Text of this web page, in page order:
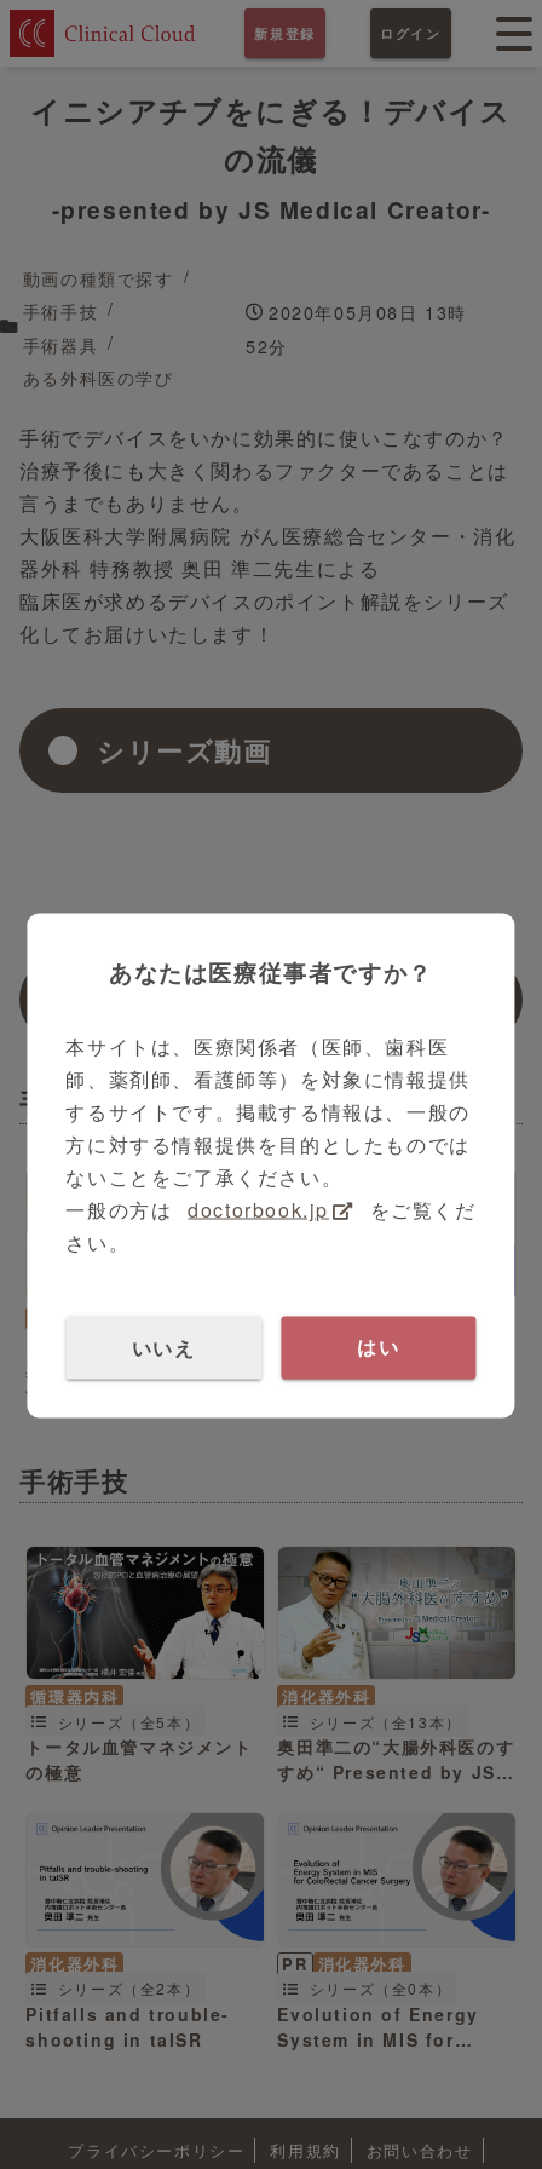
新規登録 ログイン
イニシアチブをにぎる！デバイス
の流儀
-presented by JS Medical Creator-
動画の種類で探す
手術手技
手術器具
ある外科医の学び
2020年05月08日 13時
52分
手術でデバイスをいかに効果的に使いこなすのか？
治療予後にも大きく関わるファクターであることは
言うまでもありません。
大阪医科大学附属病院 がん医療総合センター・消化
器外科 特務教授 奥田 準二先生による
臨床医が求めるデバイスのポイント解説をシリーズ
化してお届けいたします！
シリーズ動画
手術器具
シリーズ（全13本）
奥田準二の“大腸外科医のす
すめ“ Presented by JS
Medical Creator
PR 消化器外科
シリーズ（全0本）
ColoRectal Cancer
手術手技
循環器内科
シリーズ（全5本）
トータル血管マネジメント
の極意
消化器外科
シリーズ（全13本）
奥田準二の“大腸外科医のす
すめ“ Presented by JS
消化器外科
シリーズ（全2本）
Pitfalls and trouble-
shooting in taISR
PR 消化器外科
シリーズ（全0本）
Evolution of Energy
System in MIS for
プライバシーポリシー 利用規約
お問い合わせ
あなたは医療従事者ですか？
本サイトは、医療関係者（医師、歯科医
師、薬剤師、看護師等）を対象に情報提供
するサイトです。掲載する情報は、一般の
方に対する情報提供を目的としたものでは
ないことをご了承ください。
一般の方は
doctorbook.jp
をご覧くだ
さい。
いいえ はい